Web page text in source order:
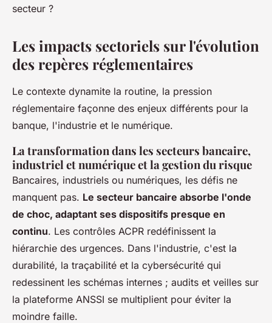
secteur ?
Les impacts sectoriels sur l'évolution
des repères réglementaires
Le contexte dynamite la routine, la pression
réglementaire façonne des enjeux différents pour la
banque, l'industrie et le numérique.
La transformation dans les secteurs bancaire,
industriel et numérique et la gestion du risque
Bancaires, industriels ou numériques, les défis ne
manquent pas. Le secteur bancaire absorbe l'onde
de choc, adaptant ses dispositifs presque en
continu. Les contrôles ACPR redéfinissent la
hiérarchie des urgences. Dans l'industrie, c'est la
durabilité, la traçabilité et la cybersécurité qui
redessinent les schémas internes ; audits et veilles sur
la plateforme ANSSI se multiplient pour éviter la
moindre faille.